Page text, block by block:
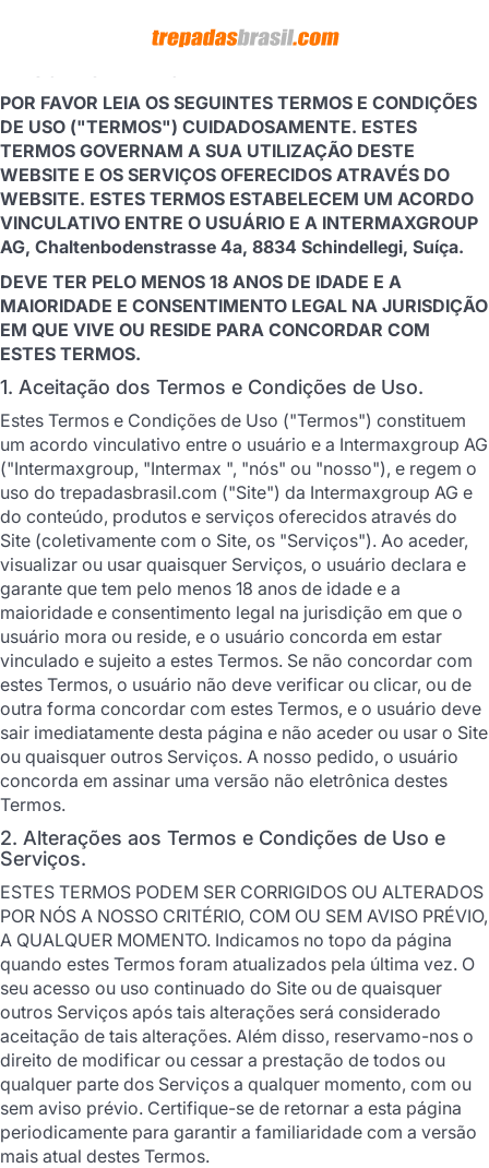
POR FAVOR LEIA OS SEGUINTES TERMOS E CONDIÇÕES
DE USO ("TERMOS") CUIDADOSAMENTE. ESTES
TERMOS GOVERNAM A SUA UTILIZAÇÃO DESTE
WEBSITE E OS SERVIÇOS OFERECIDOS ATRAVÉS DO
WEBSITE. ESTES TERMOS ESTABELECEM UM ACORDO
VINCULATIVO ENTRE O USUÁRIO E A INTERMAXGROUP
AG, Chaltenbodenstrasse 4a, 8834 Schindellegi, Suíça.
DEVE TER PELO MENOS 18 ANOS DE IDADE E A
MAIORIDADE E CONSENTIMENTO LEGAL NA JURISDIÇÃO
EM QUE VIVE OU RESIDE PARA CONCORDAR COM
ESTES TERMOS.
1. Aceitação dos Termos e Condições de Uso.
Estes Termos e Condições de Uso ("Termos") constituem
um acordo vinculativo entre o usuário e a Intermaxgroup AG
("Intermaxgroup, "Intermax ", "nós" ou "nosso"), e regem o
uso do trepadasbrasil.com ("Site") da Intermaxgroup AG e
do conteúdo, produtos e serviços oferecidos através do
Site (coletivamente com o Site, os "Serviços"). Ao aceder,
visualizar ou usar quaisquer Serviços, o usuário declara e
garante que tem pelo menos 18 anos de idade e a
maioridade e consentimento legal na jurisdição em que o
usuário mora ou reside, e o usuário concorda em estar
vinculado e sujeito a estes Termos. Se não concordar com
estes Termos, o usuário não deve verificar ou clicar, ou de
outra forma concordar com estes Termos, e o usuário deve
sair imediatamente desta página e não aceder ou usar o Site
ou quaisquer outros Serviços. A nosso pedido, o usuário
concorda em assinar uma versão não eletrônica destes
Termos.
2. Alterações aos Termos e Condições de Uso e
Serviços.
ESTES TERMOS PODEM SER CORRIGIDOS OU ALTERADOS
POR NÓS A NOSSO CRITÉRIO, COM OU SEM AVISO PRÉVIO,
A QUALQUER MOMENTO. Indicamos no topo da página
quando estes Termos foram atualizados pela última vez. O
seu acesso ou uso continuado do Site ou de quaisquer
outros Serviços após tais alterações será considerado
aceitação de tais alterações. Além disso, reservamo-nos o
direito de modificar ou cessar a prestação de todos ou
qualquer parte dos Serviços a qualquer momento, com ou
sem aviso prévio. Certifique-se de retornar a esta página
periodicamente para garantir a familiaridade com a versão
mais atual destes Termos.